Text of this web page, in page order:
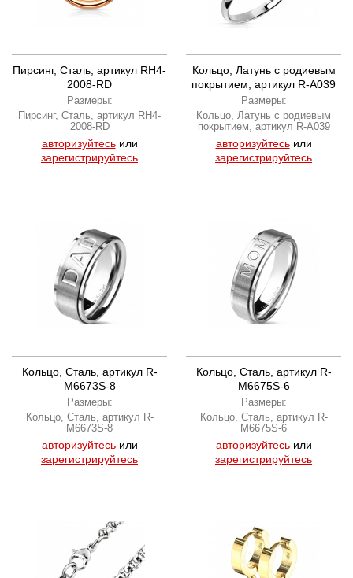
Пирсинг, Сталь, артикул RH4-
2008-RD
Размеры:
Пирсинг, Сталь, артикул RH4-
2008-RD
авторизуйтесьили
зарегистрируйтесь
Кольцо, Латунь с родиевым
покрытием, артикул R-A039
Размеры:
Кольцо, Латунь с родиевым
покрытием, артикул R-A039
авторизуйтесьили
зарегистрируйтесь
Кольцо, Сталь, артикул R-
M6673S-8
Размеры:
Кольцо, Сталь, артикул R-
M6673S-8
авторизуйтесьили
зарегистрируйтесь
Кольцо, Сталь, артикул R-
M6675S-6
Размеры:
Кольцо, Сталь, артикул R-
M6675S-6
авторизуйтесьили
зарегистрируйтесь